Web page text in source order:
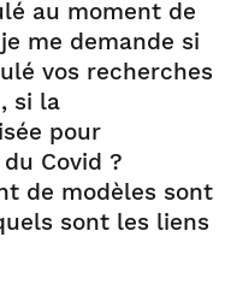
au moment de
me demande si
vos recherches
si la
pour
Covid ?
de modèles sont
sont les liens